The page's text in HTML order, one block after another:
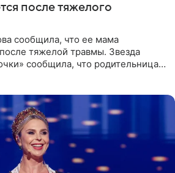
после тяжелого
сообщила, что ее мама
тяжелой травмы. Звезда
сообщила, что родительница